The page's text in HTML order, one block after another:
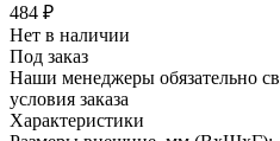
484 ₽
Нет в наличии
Под заказ
Наши менеджеры обязательно
условия заказа
Характеристики